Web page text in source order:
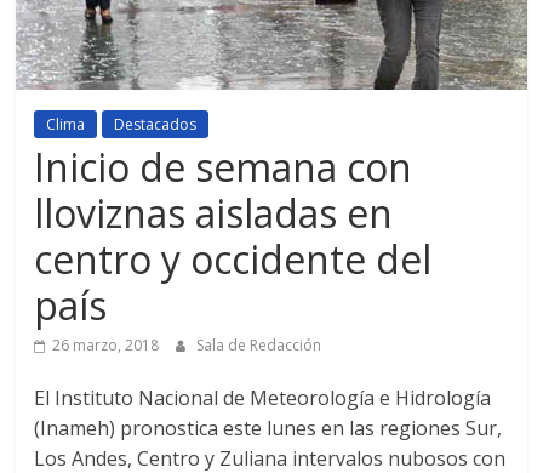
Clima Destacados
Inicio de semana con
lloviznas aisladas en
centro y occidente del
país
26 marzo, 2018 Sala de Redacción
El Instituto Nacional de Meteorología e Hidrología
(Inameh) pronostica este lunes en las regiones Sur,
Los Andes, Centro y Zuliana intervalos nubosos con